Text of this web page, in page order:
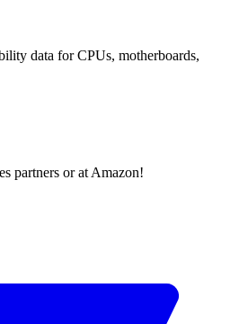
data for CPUs, motherboards,
partners or at Amazon!